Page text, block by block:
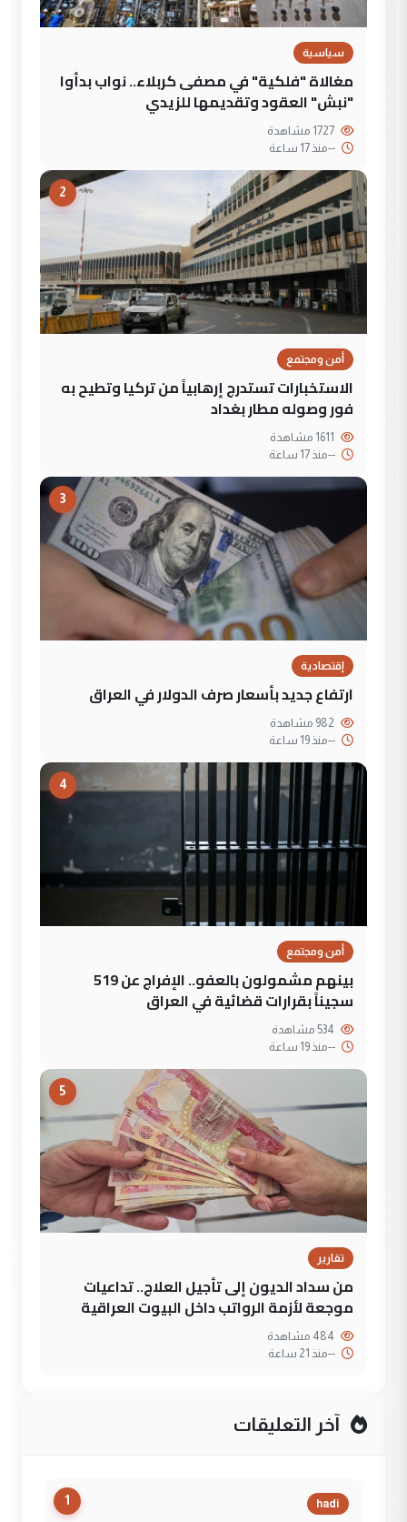
سياسية
مغالاة "فلكية" في مصفى كربلاء.. نواب بدأوا
"نبش" العقود وتقديمها للزيدي
--منذ 17 ساعة
2
أمن ومجتمع
الاستخبارات تستدرج إرهابياً من تركيا وتطيح به
فور وصوله مطار بغداد
--منذ 17 ساعة
3
إقتصادية
ارتفاع جديد بأسعار صرف الدولار في العراق
--منذ 19 ساعة
4
أمن ومجتمع
بينهم مشمولون بالعفو.. الإفراج عن 519
سجيناً بقرارات قضائية في العراق
--منذ 19 ساعة
5
تقارير
من سداد الديون إلى تأجيل العلاج.. تداعيات
موجعة لأزمة الرواتب داخل البيوت العراقية
--منذ 21 ساعة
آخر التعليقات
1 hadi